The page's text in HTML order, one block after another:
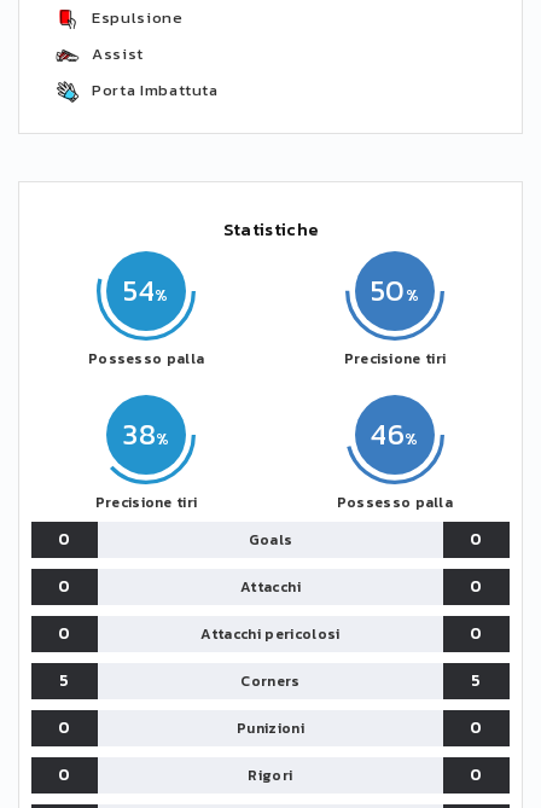
Espulsione
Assist
Porta Imbattuta
Statistiche
54
Possesso palla
38
Precisione tiri
46
Possesso palla
50
Precisione tiri
0 Goals
0
0
Attacchi
0
0
Attacchi pericolosi
0
5
Corners
5
0
Punizioni
0
0
Rigori 0